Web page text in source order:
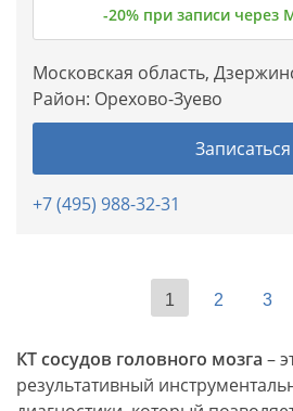
-20% при записи
Московская область,
Район: Орехово-Зуево
Записаться
+7 (495) 988-32-31
1 2 3
КТ сосудов головного мозга –
результативный